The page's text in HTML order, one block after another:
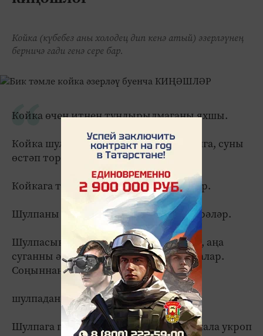
Койка (күбебез аны холодец дип кенә атый) әзерләүнең
берничә гади генә сере бар.
Койка өчен итнең туңдырылмаганы яхшы.
Койка шулпасы үтә күренмәле булсынга, суны
өстәп торырга ярамый.
Койкага тозны соңыннан гына салалар.
Шулпаны сүрән утта 5-10 сәгать пешерәләр.
Шулпасының төсе матур булсын өчен, аңа
суганны әрчемичә бөтен көе генә салалар.
Соңыннан
шулпадан алалар гына.
Шулпага пешеп чыгарга ярты сәгать кала укроп